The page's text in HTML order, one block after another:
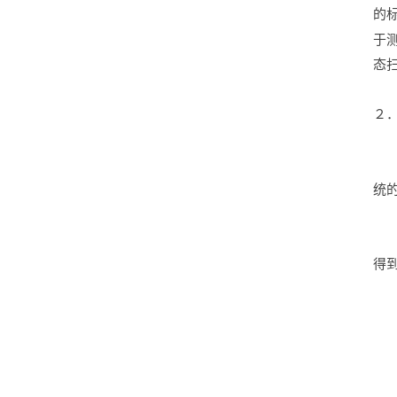
的
于
态
２
统
得